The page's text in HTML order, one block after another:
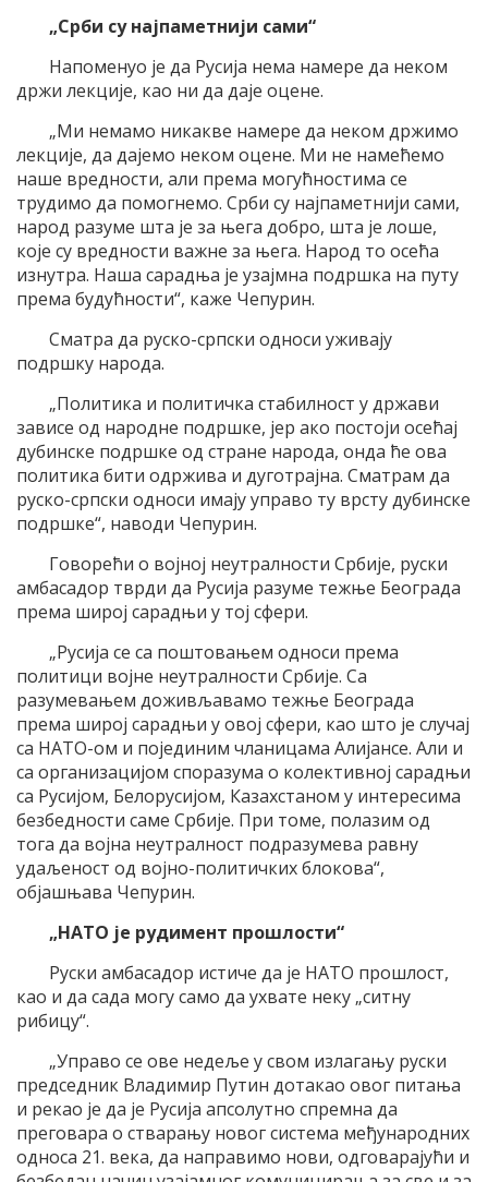
„Срби су најпаметнији сами“
Напоменуо је да Русија нема намере да неком
држи лекције, као ни да даје оцене.
„Ми немамо никакве намере да неком држимо
лекције, да дајемо неком оцене. Ми не намећемо
наше вредности, али према могућностима се
трудимо да помогнемо. Срби су најпаметнији сами,
народ разуме шта је за њега добро, шта је лоше,
које су вредности важне за њега. Народ то осећа
изнутра. Наша сарадња је узајмна подршка на путу
према будућности“, каже Чепурин.
Сматра да руско-српски односи уживају
подршку народа.
„Политика и политичка стабилност у држави
зависе од народне подршке, јер ако постоји осећај
дубинске подршке од стране народа, онда ће ова
политика бити одржива и дуготрајна. Сматрам да
руско-српски односи имају управо ту врсту дубинске
подршке“, наводи Чепурин.
Говорећи о војној неутралности Србије, руски
амбасадор тврди да Русија разуме тежње Београда
према широј сарадњи у тој сфери.
„Русија се са поштовањем односи према
политици војне неутралности Србије. Са
разумевањем доживљавамо тежње Београда
према широј сарадњи у овој сфери, као што је случај
са НАТО-ом и појединим чланицама Алијансе. Али и
са организацијом споразума о колективној сарадњи
са Русијом, Белорусијом, Казахстаном у интересима
безбедности саме Србије. При томе, полазим од
тога да војна неутралност подразумева равну
удаљеност од војно-политичких блокова“,
објашњава Чепурин.
„НАТО је рудимент прошлости“
Руски амбасадор истиче да је НАТО прошлост,
као и да сада могу само да ухвате неку „ситну
рибицу“.
„Управо се ове недеље у свом излагању руски
председник Владимир Путин дотакао овог питања
и рекао је да је Русија апсолутно спремна да
преговара о стварању новог система међународних
односа 21. века, да направимо нови, одговарајући и